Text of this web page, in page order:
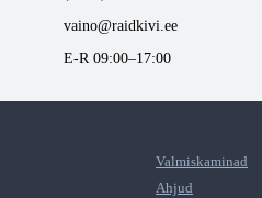
vaino@raidkivi.ee
E-R 09:00–17:00
Valmiskaminad
Ahjud